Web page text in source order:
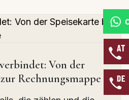
Von der
Rechnungsmappe